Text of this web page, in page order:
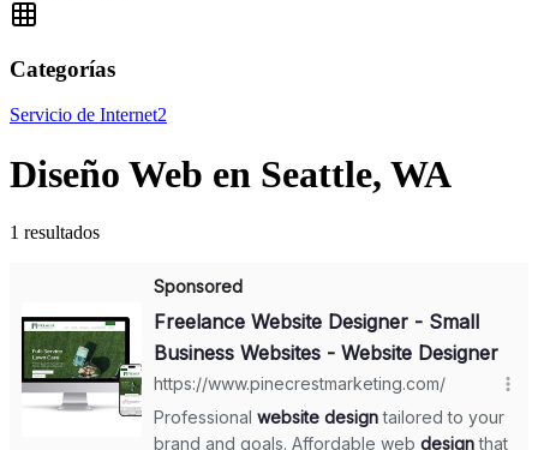
Categorías
Servicio de Internet2
Diseño Web en Seattle, WA
1 resultados